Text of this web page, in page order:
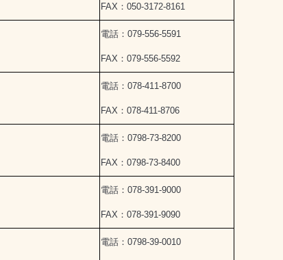
FAX：050-3172-8161
電話：079-556-5591
FAX：079-556-5592
電話：078-411-8700
FAX：078-411-8706
電話：0798-73-8200
FAX：0798-73-8400
電話：078-391-9000
FAX：078-391-9090
電話：0798-39-0010